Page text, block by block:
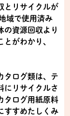
とリサイクルが
域で使用済み
の資源回収より
がわかり、
タログ類は、テ
にリサイクルさ
タログ用紙原料
すすめたしくみ